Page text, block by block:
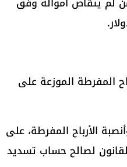
المفرطة الموزعة على
هذه المكافآت وأنصبة الأرباح المفرطة، على
لصالح حساب تسديد